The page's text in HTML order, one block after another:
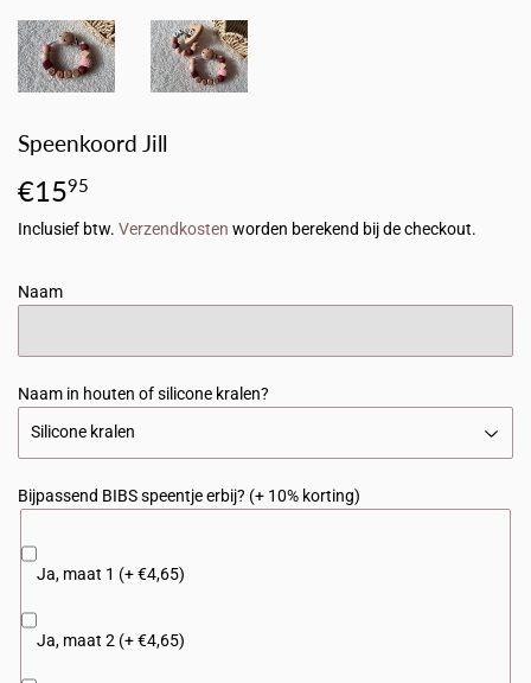
Speenkoord Jill
€1595
Inclusief btw. Verzendkosten worden berekend bij de checkout.
Naam
Naam in houten of silicone kralen?
Bijpassend BIBS speentje erbij? (+ 10% korting)
Ja, maat 1 (+ €4,65)
Ja, maat 2 (+ €4,65)